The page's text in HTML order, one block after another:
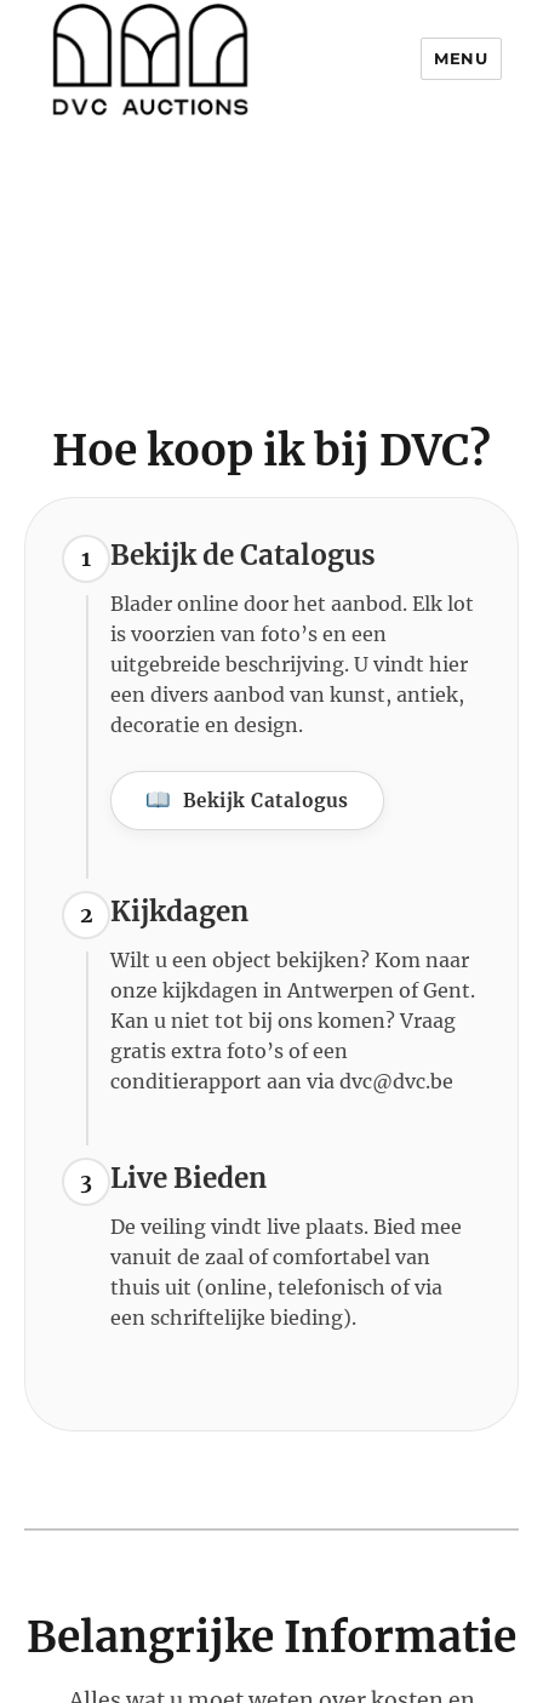
MENU
Hoe koop ik bij DVC?
1 Bekijk de Catalogus
Blader online door het aanbod. Elk lot
is voorzien van foto’s en een
uitgebreide beschrijving. U vindt hier
een divers aanbod van kunst, antiek,
decoratie en design.
Bekijk Catalogus
2 Kijkdagen
Wilt u een object bekijken? Kom naar
onze kijkdagen in Antwerpen of Gent.
Kan u niet tot bij ons komen? Vraag
gratis extra foto’s of een
conditierapport aan via dvc@dvc.be
3 Live Bieden
De veiling vindt live plaats. Bied mee
vanuit de zaal of comfortabel van
thuis uit (online, telefonisch of via
een schriftelijke bieding).
Belangrijke Informatie